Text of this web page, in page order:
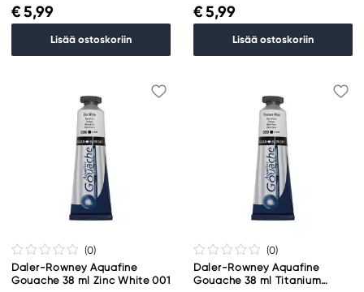
€ 5,99
Lisää ostoskoriin
€ 5,99
Lisää ostoskoriin
(0)
Daler-Rowney Aquafine
Gouache 38 ml Zinc White 001
(0)
Daler-Rowney Aquafine
Gouache 38 ml Titanium